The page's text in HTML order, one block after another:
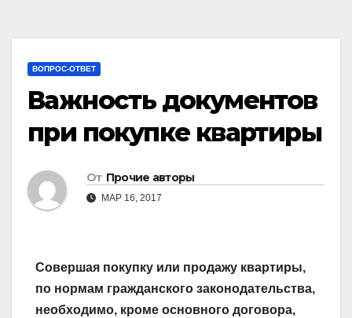
ВОПРОС-ОТВЕТ
Важность документов
при покупке квартиры
От Прочие авторы
МАР 16, 2017
Совершая покупку или продажу квартиры,
по нормам гражданского законодательства,
необходимо, кроме основного договора,